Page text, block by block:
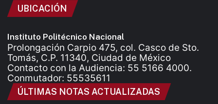
UBICACIÓN
Instituto Politécnico Nacional
Prolongación Carpio 475, col. Casco de Sto.
Tomás, C.P. 11340, Ciudad de México
Contacto con la Audiencia: 55 5166 4000.
Conmutador: 55535611
ÚLTIMAS NOTAS ACTUALIZADAS